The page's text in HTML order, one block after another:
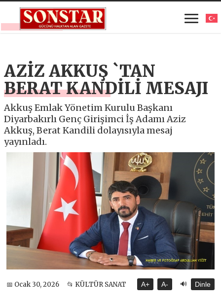
AZİZ AKKUŞ `TAN
BERAT KANDİLİ MESAJI
Akkuş Emlak Yönetim Kurulu Başkanı
Diyarbakırlı Genç Girişimci İş Adamı Aziz
Akkuş, Berat Kandili dolayısıyla mesaj
yayınladı.
📅 Ocak 30, 2026 📂 KÜLTÜR SANAT A+ A- 🔊 Dinle